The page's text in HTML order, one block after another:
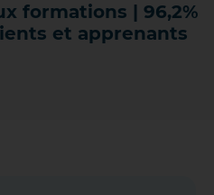
formations | 96,2%
et apprenants